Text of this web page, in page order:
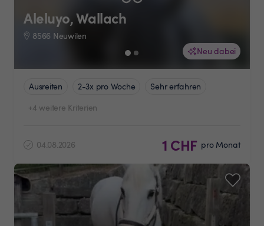
Neu dabei
Aleluyo, Wallach
8566 Neuwilen
Ausreiten 2-3x pro Woche
Sehr erfahren
+4 weitere Kriterien
04.08.2026 1 CHF pro Monat